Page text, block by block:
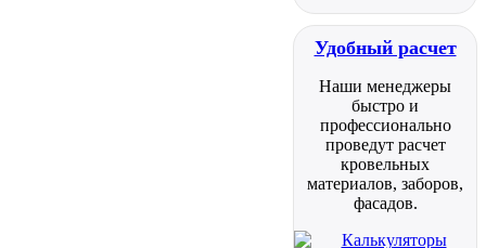
Удобный расчет
Наши менеджеры
быстро и
профессионально
проведут расчет
кровельных
материалов, заборов,
фасадов.